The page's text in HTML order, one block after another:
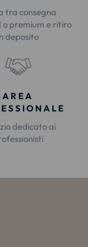
tra consegna
premium e ritiro
deposito
AREA
dedicato ai